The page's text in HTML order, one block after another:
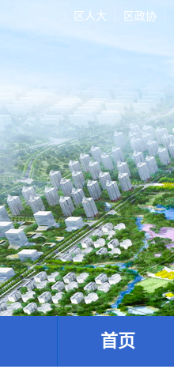
区人大 区政协
首页